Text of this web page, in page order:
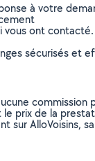
à votre
ont
sécurisés et
prix de la
AlloVoisins,